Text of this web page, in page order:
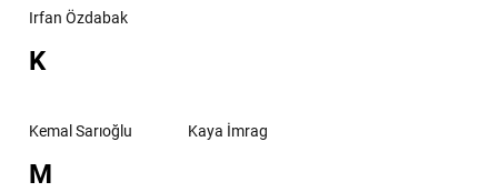
Irfan Özdabak
K
Kemal Sarıoğlu Kaya İmrag
M